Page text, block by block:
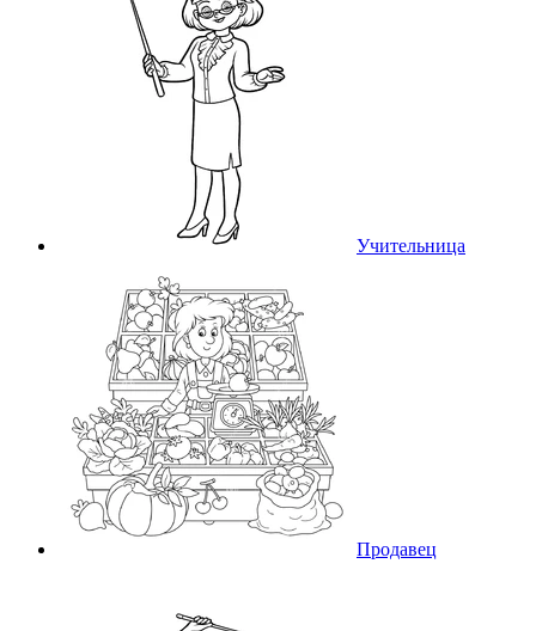
Учительница
Продавец